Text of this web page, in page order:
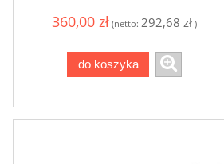
360,00 zł (netto: 292,68 zł )
do koszyka